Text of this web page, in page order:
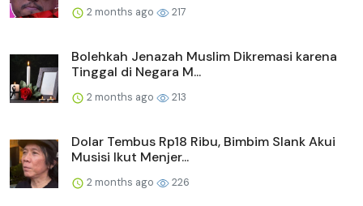
2 months ago 217
Bolehkah Jenazah Muslim Dikremasi karena
Tinggal di Negara M...
2 months ago 213
Dolar Tembus Rp18 Ribu, Bimbim Slank Akui
Musisi Ikut Menjer...
2 months ago 226